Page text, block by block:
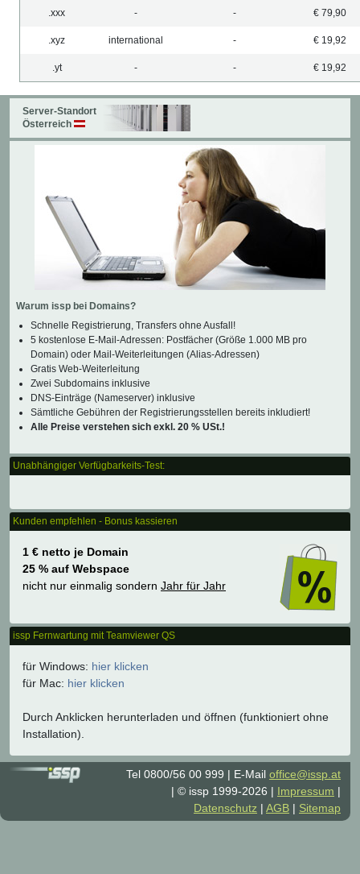
.xxx - - € 79,90
.xyz international - € 19,92
.yt - - € 19,92
Server-Standort
Österreich
Warum issp bei Domains?
Schnelle Registrierung, Transfers ohne Ausfall!
5 kostenlose E-Mail-Adressen: Postfächer (Größe 1.000 MB pro
Domain) oder Mail-Weiterleitungen (Alias-Adressen)
Gratis Web-Weiterleitung
Zwei Subdomains inklusive
DNS-Einträge (Nameserver) inklusive
Sämtliche Gebühren der Registrierungsstellen bereits inkludiert!
Alle Preise verstehen sich exkl. 20 % USt.!
Unabhängiger Verfügbarkeits-Test:
Kunden empfehlen - Bonus kassieren
1 € netto je Domain
25 % auf Webspace
nicht nur einmalig sondern Jahr für Jahr
issp Fernwartung mit Teamviewer QS
für Windows: hier klicken
für Mac: hier klicken
Durch Anklicken herunterladen und öffnen (funktioniert ohne
Installation).
Tel 0800/56 00 999 E-Mail office@issp.at
© issp 1999-2026
Impressum
Datenschutz
AGB Sitemap